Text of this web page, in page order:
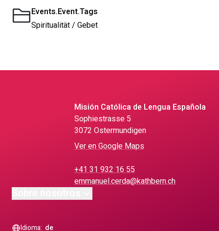
Events.Event.Tags
Spiritualität / Gebet
Misión Católica de Lengua Española
Sophiestrasse 5
3072 Ostermundigen
Ver en Google Maps
+41 31 932 16 55
emmanuel.cerda@kathbern.ch
Idioma: de